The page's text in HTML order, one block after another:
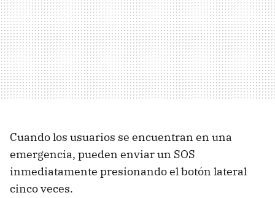
Cuando los usuarios se encuentran en una
emergencia, pueden enviar un SOS
inmediatamente presionando el botón lateral
cinco veces.